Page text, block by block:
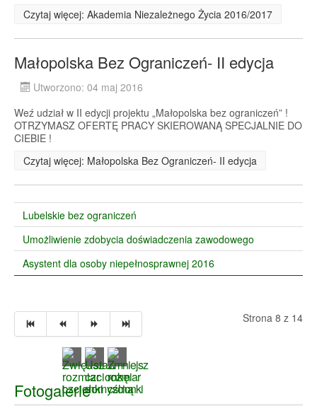
Czytaj więcej: Akademia Niezależnego Życia 2016/2017
Małopolska Bez Ograniczeń- II edycja
Utworzono: 04 maj 2016
Weź udział w II edycji projektu „Małopolska bez ograniczeń” !
OTRZYMASZ OFERTĘ PRACY SKIEROWANĄ SPECJALNIE DO
CIEBIE !
Czytaj więcej: Małopolska Bez Ograniczeń- II edycja
Lubelskie bez ograniczeń
Umożliwienie zdobycia doświadczenia zawodowego
Asystent dla osoby niepełnosprawnej 2016
Strona 8 z 14
Fotogalerie